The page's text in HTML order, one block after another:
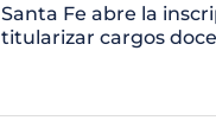
Santa Fe abre la
titularizar cargos